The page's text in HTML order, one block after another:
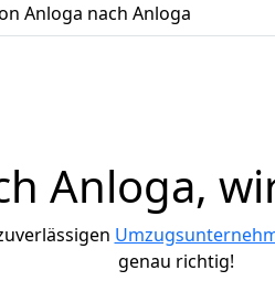
Anloga nach Anloga
Anloga,
genau richtig!